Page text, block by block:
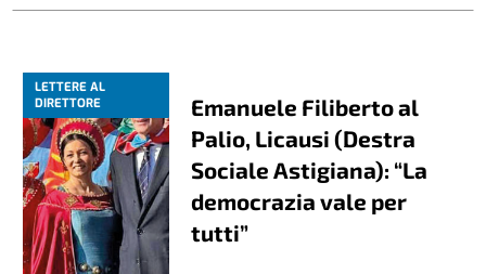
LETTERE AL
DIRETTORE
Emanuele Filiberto al
Palio, Licausi (Destra
Sociale Astigiana): “La
democrazia vale per
tutti”